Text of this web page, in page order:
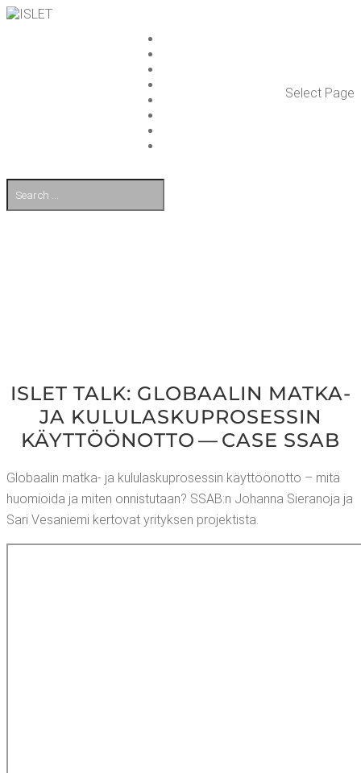
Select Page
ISLET TALK: GLO­BAA­LIN MAT­KA-
JA KULU­LAS­KU­PRO­SES­SIN
KÄYT­TÖÖN­OT­TO — CASE SSAB
Glo­baa­lin mat­ka- ja kulu­las­ku­pro­ses­sin käyt­töön­ot­to – mitä
huo­mioi­da ja miten onnis­tu­taan? SSAB:n Johan­na Sie­ra­no­ja ja
Sari Vesa­nie­mi ker­to­vat yri­tyk­sen projektista.